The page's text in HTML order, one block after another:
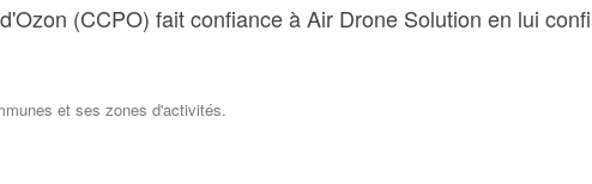
(CCPO) fait confiance à Air Drone Solution en lui
et ses zones d'activités.